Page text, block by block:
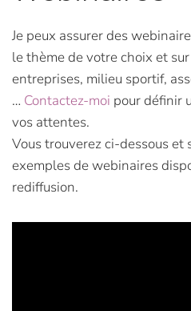
Je peux assurer des
le thème de votre choix et
entreprises, milieu sportif,
… Contactez-moi pour définir
vos attentes.
Vous trouverez ci-dessous et
exemples de webinaires
rediffusion.